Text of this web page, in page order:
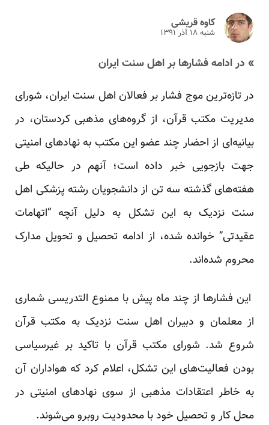
کاوه قریشی
شنبه ۱۸ آذر ۱۳۹۱
» در ادامه فشار‌ها بر اهل سنت ایران
در تازه‌ترین موج فشار بر فعالان اهل سنت ایران، شورای
مدیریت مکتب قرآن، از گروه‌های مذهبی کردستان، در
بیانیه‌ای از احضار چند عضو این مکتب به نهادهای امنیتی
جهت بازجویی خبر داده است؛ آنهم در حالیکه طی
هفته‌های گذشته سه تن از دانشجویان رشته پزشکی اهل
سنت نزدیک به این تشکل به دلیل آنچه “اتهامات
عقیدتی” خوانده شده، از ادامه تحصیل و تحویل مدارک
محروم شده‌اند.
این فشار‌ها از چند ماه پیش با ممنوع التدریسی شماری
از معلمان و دبیران اهل سنت نزدیک به مکتب قرآن
شروع شد. شورای مکتب قرآن با تاکید بر غیرسیاسی
بودن فعالیت‌های این تشکل، اعلام کرد که هواداران آن
به خاطر اعتقادات مذهبی از سوی نهادهای امنیتی در
محل کار و تحصیل خود با محدودیت روبرو می‌شوند.